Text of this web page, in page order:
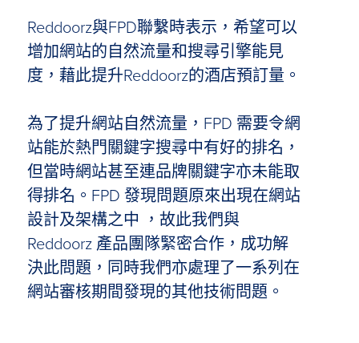
Reddoorz與FPD聯繫時表示，希望可以
增加網站的自然流量和搜尋引擎能見
度，藉此提升Reddoorz的酒店預訂量。
為了提升網站自然流量，FPD 需要令網
站能於熱門關鍵字搜尋中有好的排名，
但當時網站甚至連品牌關鍵字亦未能取
得排名。FPD 發現問題原來出現在網站
設計及架構之中 ，故此我們與
Reddoorz 產品團隊緊密合作，成功解
決此問題，同時我們亦處理了一系列在
網站審核期間發現的其他技術問題。